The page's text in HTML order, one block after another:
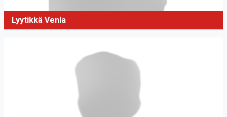
Lyytikkä Venla